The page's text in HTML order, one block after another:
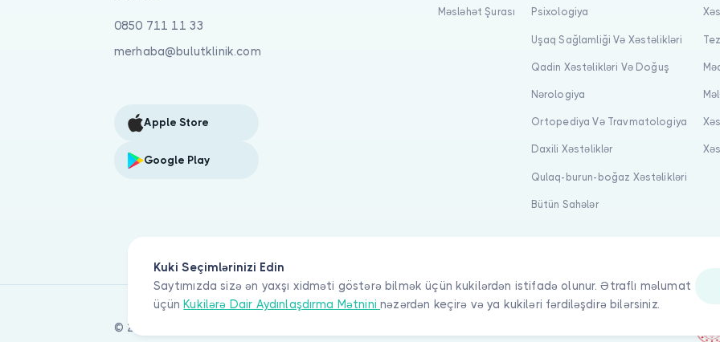
Kuki Seçimlərinizi Edin
Saytımızda sizə ən yaxşı xidməti göstərə bilmək üçün kukilərdən istifadə olunur. Ətraflı məlumat
üçün Kukilərə Dair Aydınlaşdırma Mətnininəzərdən keçirə və ya kukiləri fərdiləşdirə bilərsiniz.
0850 711 11 33
merhaba@bulutklinik.com
Apple Store
Google Play
Məsləhət Şurası Psixologiya
Uşaq Sağlamliği Və Xəstəlikləri
Qadin Xəstəlikləri Və Doğuş
Nərologiya
Ortopediya Və Travmatologiya
Daxili Xəstəliklər
Qulaq-burun-boğaz Xəstəlikləri
Bütün Sahələr
© 2026 Bulut Klinik Teknoloji A.Ş. Bütün hüquqlar qorunur